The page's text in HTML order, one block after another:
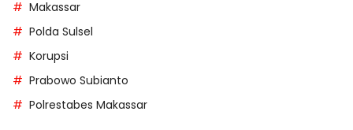
Makassar
Polda Sulsel
Korupsi
Prabowo Subianto
Polrestabes Makassar